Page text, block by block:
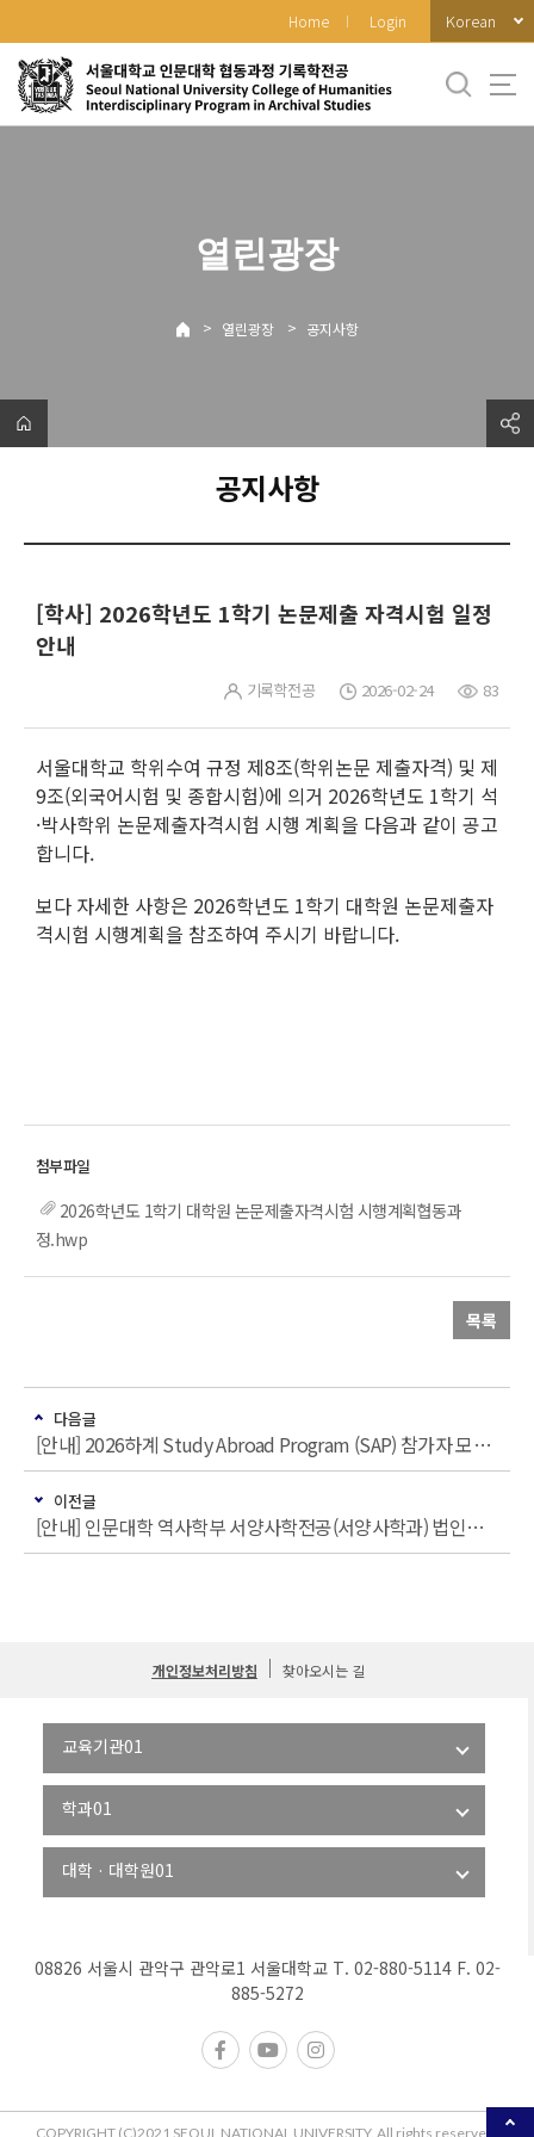
로
메
Home Login Korean
열린광장
> 열린광장 > 공지사항
공지사항
[학사] 2026학년도 1학기 논문제출 자격시험 일정
안내
기록학전공 2026-02-24 83
서울대학교 학위수여 규정 제8조(학위논문 제출자격) 및 제
9조(외국어시험 및 종합시험)에 의거 2026학년도 1학기 석
·박사학위 논문제출자격시험 시행 계획을 다음과 같이 공고
합니다.
보다 자세한 사항은 2026학년도 1학기 대학원 논문제출자
격시험 시행계획을 참조하여 주시기 바랍니다.
2026학년도 1학기 대학원 논문제출자격시험 시행계획협동과
정.hwp
목록
다음글
[안내] 2026하계 Study Abroad Program (SAP) 참가자 모집 안내
이전글
[안내] 인문대학 역사학부 서양사학전공(서양사학과) 법인조교 채용 안내
개인정보처리방침 찾아오시는 길
08826 서울시 관악구 관악로1 서울대학교 T. 02-880-5114 F. 02-
885-5272
COPYRIGHT (C)2021 SEOUL NATIONAL UNIVERSITY. All rights reserved.